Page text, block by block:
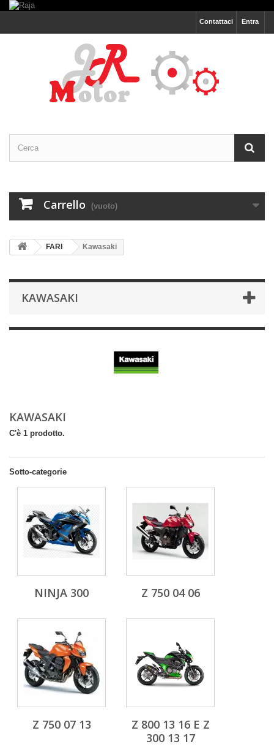
Entra
Contattaci
Carrello (vuoto)
FARI Kawasaki
KAWASAKI
KAWASAKI
C'è 1 prodotto.
Sotto-categorie
NINJA 300 Z 750 04 06
Z 750 07 13
Z 800 13 16 E Z
300 13 17